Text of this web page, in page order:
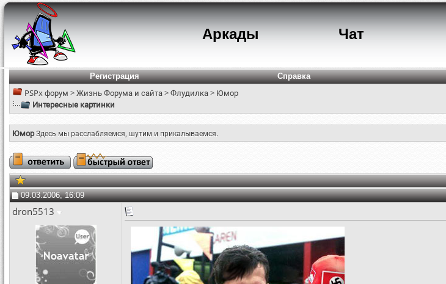
Аркады Чат
Регистрация Справка
PSPx форум >Жизнь Форума и сайта>Флудилка> Юмор
Интересные картинки
ЮморЗдесь мы расслабляемся, шутим и прикалываемся.
09.03.2006, 16:09
dron5513